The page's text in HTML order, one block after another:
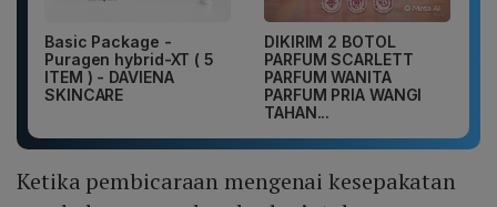
Basic Package -
Puragen hybrid-XT ( 5
ITEM ) - DAVIENA
SKINCARE
DIKIRIM 2 BOTOL
PARFUM SCARLETT
PARFUM WANITA
PARFUM PRIA WANGI
TAHAN...
Ketika pembicaraan mengenai kesepakatan